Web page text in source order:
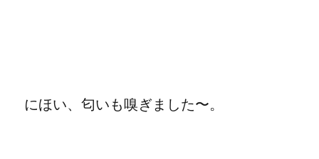
にほい、匂いも嗅ぎました〜。